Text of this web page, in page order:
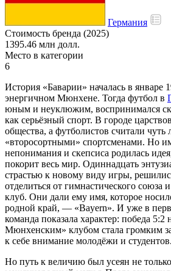
Германия
Стоимость бренда (2025)
1395.46 млн долл.
Место в категории
6
История «Баварии» началась в январе
энергичном Мюнхене. Тогда футбол в
юным и неуклюжим, воспринимался
как серьёзный спорт. В городе
общества, а футболистов считали чуть
«второсортными» спортсменами. Но
непонимания и скепсиса родилась
покорит весь мир. Одиннадцать
страстью к новому виду игры,
отделиться от гимнастического союза
клуб. Они дали ему имя, которое
родной край, — «Bayern». И уже в
команда показала характер: победа
Мюнхенским» клубом стала громким
к себе внимание молодёжи и студентов.
Но путь к величию был усеян не